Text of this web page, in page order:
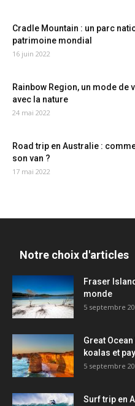
Cradle Mountain : un parc
patrimoine mondial
16 juin 2022
Rainbow Region, un mode de
avec la nature
24 mai 2022
Road trip en Australie :
son van ?
17 mai 2022
Notre choix d'articles
Fraser
monde
5 septembre
Great
koalas et
5 septembre
Surf trip en